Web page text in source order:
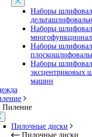
Наборы
Наборы
Наборы
Наборы
эксцентриковых
машин
Пиление
Пилочные диски
Пилочные диски